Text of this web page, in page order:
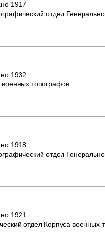
1917
отдел
1932
топографов
1918
отдел
1921
отдел Корпуса военных